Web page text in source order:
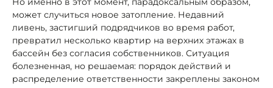
может случиться новое затопление. Недавний
ливень, застигший подрядчиков во время работ,
превратил несколько квартир на верхних этажах в
бассейн без согласия собственников. Ситуация
болезненная, но решаемая: порядок действий и
распределение ответственности закреплены законом